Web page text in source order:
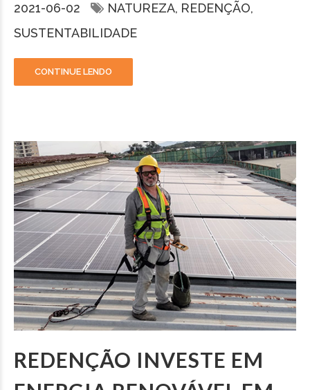
2021-06-02 NATUREZA REDENÇÃO
SUSTENTABILIDADE
CONTINUE LENDO
REDENÇÃO INVESTE EM